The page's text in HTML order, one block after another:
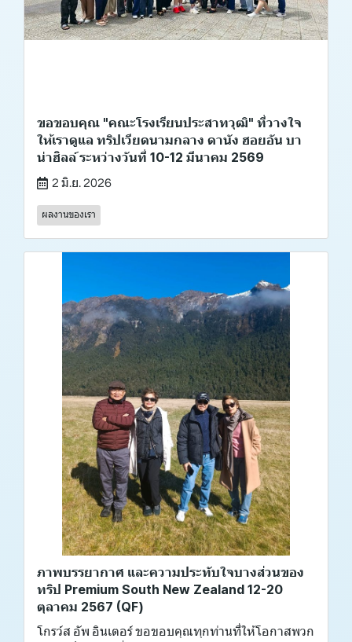
ขอขอบคุณ "คณะโรงเรียนประสาทวุฒิ" ที่วางใจ
ให้เราดูแล ทริปเวียดนามกลาง ดานัง ฮอยอัน บา
น่าฮิลล์ ระหว่างวันที่ 10-12 มีนาคม 2569
2 มิ.ย. 2026
ผลงานของเรา
ภาพบรรยากาศ และความประทับใจบางส่วนของ
ทริป Premium South New Zealand 12-20
ตุลาคม 2567 (QF)
โกรว์ส อัพ อินเตอร์ ขอขอบคุณทุกท่านที่ให้โอกาสพวก